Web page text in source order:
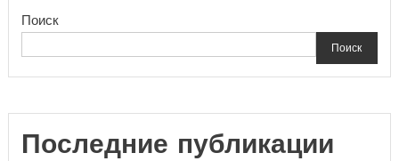
Поиск
Поиск
Последние публикации